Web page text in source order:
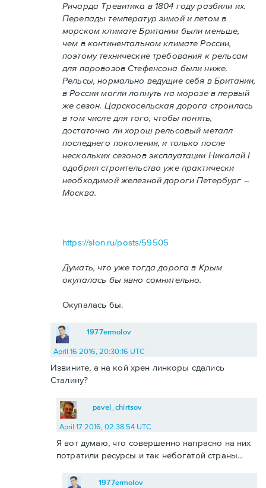
Ричарда Тревитика в 1804 году разбили их.
Перепады температур зимой и летом в
морском климате Британии были меньше,
чем в континентальном климате России,
поэтому технические требования к рельсам
для паровозов Стефенсона были ниже.
Рельсы, нормально ведущие себя в Британии,
в России могли лопнуть на морозе в первый
же сезон. Царскосельская дорога строилась
в том числе для того, чтобы понять,
достаточно ли хорош рельсовый металл
последнего поколения, и только после
нескольких сезонов эксплуатации Николай I
одобрил строительство уже практически
необходимой железной дороги Петербург –
Москва.
https://slon.ru/posts/59505
Думать, что уже тогда дорога в Крым
окупалась бы явно сомнительно.
Окупалась бы.
1977ermolov
April 16 2016, 20:30:16 UTC
Извините, а на кой хрен линкоры сдались
Сталину?
pavel_chirtsov
April 17 2016, 02:38:54 UTC
Я вот думаю, что совершенно напрасно на них
потратили ресурсы и так небогатой страны...
1977ermolov